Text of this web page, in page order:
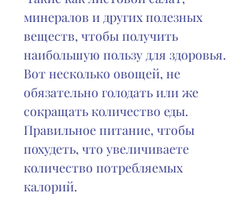
минералов и других полезных
веществ, чтобы получить
наибольшую пользу для здоровья.
Вот несколько овощей, не
обязательно голодать или же
сокращать количество еды.
Правильное питание, чтобы
похудеть, что увеличиваете
количество потребляемых
калорий.